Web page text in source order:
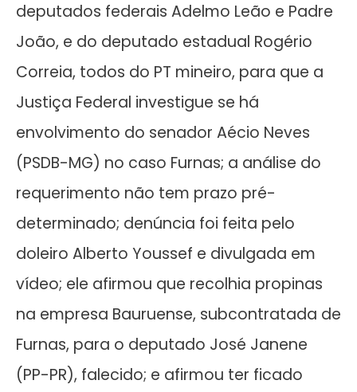
deputados federais Adelmo Leão e Padre
João, e do deputado estadual Rogério
Correia, todos do PT mineiro, para que a
Justiça Federal investigue se há
envolvimento do senador Aécio Neves
(PSDB-MG) no caso Furnas; a análise do
requerimento não tem prazo pré-
determinado; denúncia foi feita pelo
doleiro Alberto Youssef e divulgada em
vídeo; ele afirmou que recolhia propinas
na empresa Bauruense, subcontratada de
Furnas, para o deputado José Janene
(PP-PR), falecido; e afirmou ter ficado